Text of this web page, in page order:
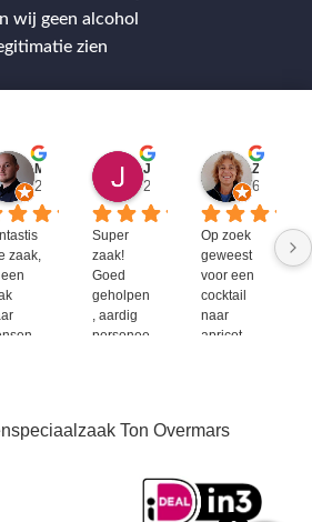
wij geen alcohol
zien
2 jaar geleden
zaak,
2 jaar geleden
Super
zaak!
Goed
geholpen
, aardig
personee
6 jaar
Op zoek
geweest
voor een
cocktail
naar
apricot
niet te
Ton
Overmar
Ton Overmars